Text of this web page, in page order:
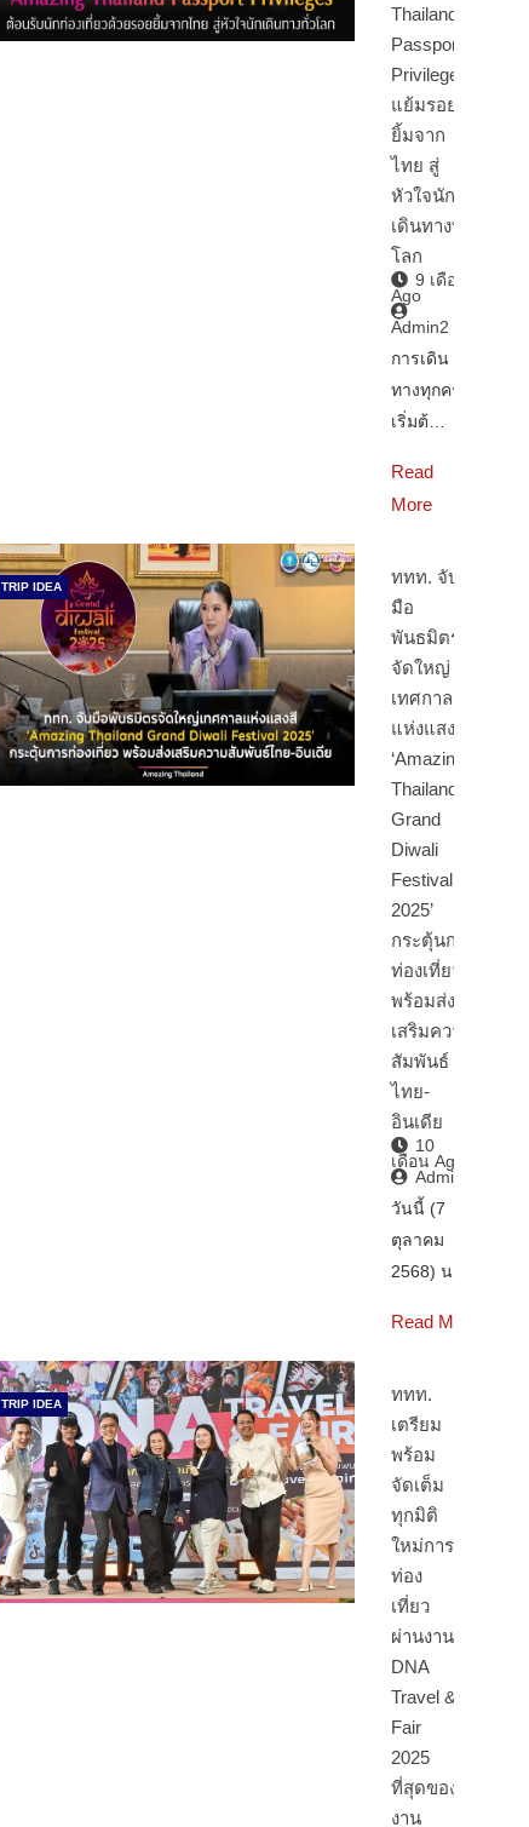
Thailand
Passport
Privileges”
แย้มรอย
ยิ้มจาก
ไทย สู่
หัวใจนัก
เดินทางทั่ว
โลก
9 เดือน
Ago
Admin2
การเดิน
ทางทุกครั้ง
เริ่มต้…
Read
More
TRIP IDEA
ททท. จับ
มือ
พันธมิตร
จัดใหญ่
เทศกาล
แห่งแสงสี
‘Amazing
Thailand
Grand
Diwali
Festival
2025’
กระตุ้นการ
ท่องเที่ยว
พร้อมส่ง
เสริมความ
สัมพันธ์
ไทย-
อินเดีย
10
เดือน Ago
Admin2
วันนี้ (7
ตุลาคม
2568) นา…
Read More
TRIP IDEA
ททท.
เตรียม
พร้อม
จัดเต็ม
ทุกมิติ
ใหม่การ
ท่อง
เที่ยว
ผ่านงาน
DNA
Travel &
Fair
2025
ที่สุดของ
งาน